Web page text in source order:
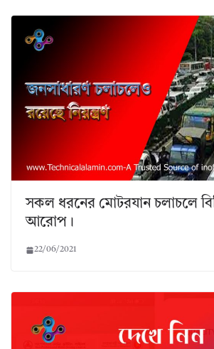
সকল ধরনের মোটরযান চলাচলে
আরোপ।
22/06/2021